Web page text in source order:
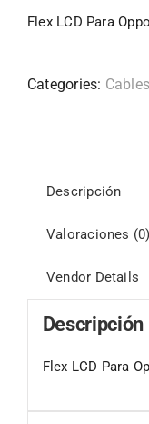
Flex LCD Para
Categories:
Descripción
Valoraciones (0)
Vendor Details
Descripción
Flex LCD Para